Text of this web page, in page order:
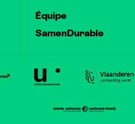
Équipe
SamenDurable